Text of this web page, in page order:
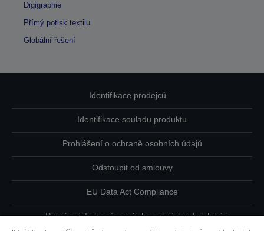
Digigraphie
Přímý potisk textilu
Globální řešení
Identifikace prodejců
Identifikace souladu produktu
Prohlášení o ochraně osobních údajů
Odstoupit od smlouvy
EU Data Act Compliance
Pro více informací o vašich osobních údajích nás